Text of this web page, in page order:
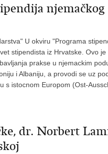
njemačkog
U okviru "Programa
stipendista iz Hrvatske. Ovo
prakse u njemackim
i Albaniju, a provodi se uz
s istocnom Europom (Ost-
dr. Norbert